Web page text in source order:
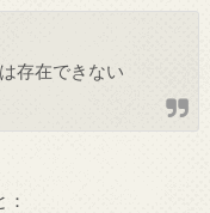
存在できない